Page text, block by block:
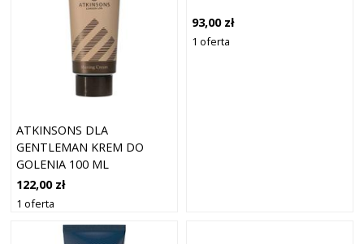
ATKINSONS DLA
GENTLEMAN KREM DO
GOLENIA 100 ML
122,00 zł
1 oferta
93,00 zł
1 oferta